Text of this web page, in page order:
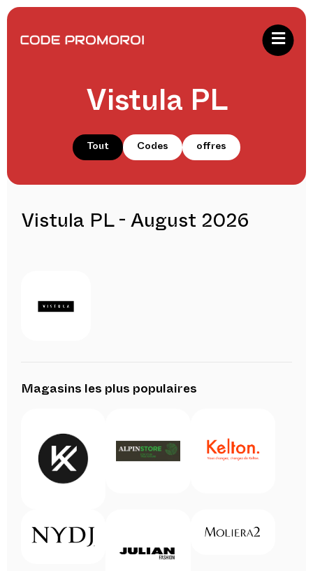
Vistula PL
Tout Codes offres
Vistula PL - August 2026
Magasins les plus populaires